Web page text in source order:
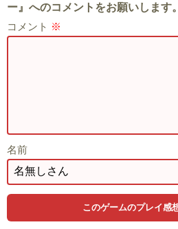
ー』へのコメントをお願いします。
コメント ※
名前